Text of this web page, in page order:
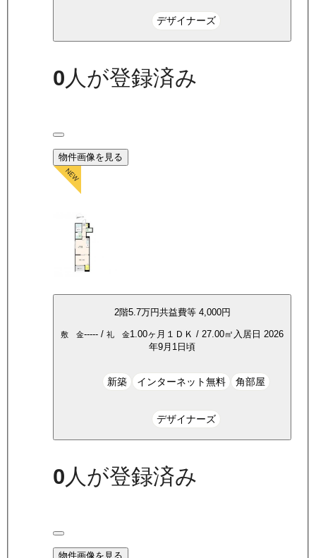
デザイナーズ
0人が登録済み
物件画像を見る
2階5.7万円共益費等 4,000円
敷 金----- / 礼 金1.00ヶ月 １ＤＫ / 27.00㎡ 入居日 2026
年9月1日頃
新築 インターネット無料 角部屋
デザイナーズ
0 人が登録済み
物件画像を見る